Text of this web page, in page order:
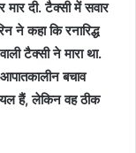
दी. टैक्सी में सवार
ने कहा कि रनारिद्ध
टैक्सी ने मारा था.
बचाव
हैं, लेकिन वह ठीक